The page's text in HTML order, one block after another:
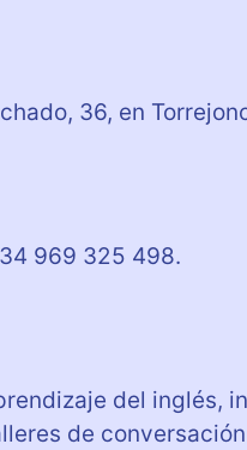
36, en
969 325 498.
del inglés,
de